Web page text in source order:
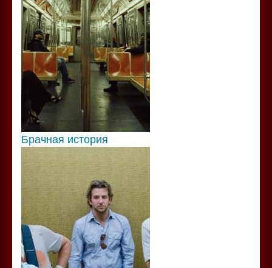
Брачная история